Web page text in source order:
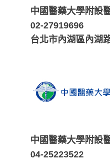
中國醫藥大學附設
02-27919696
台北市內湖區內湖
中國醫藥大學附設
04-25223522